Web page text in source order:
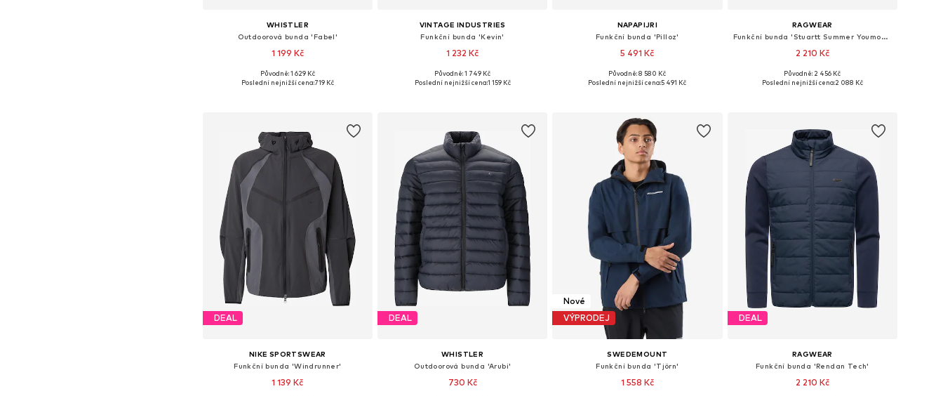
WHISTLER
Outdoorová bunda 'Fabel'
1 199 Kč
Dostupné velikosti: S, M, L, XL, XXL
Původně: 1 629 Kč
Poslední nejnižší cena:719 Kč
VINTAGE INDUSTRIES
Funkční bunda 'Kevin'
1 232 Kč
Dostupné velikosti: S, M, L, XL, XXL
Původně: 1 749 Kč
Poslední nejnižší cena:1 159 Kč
NAPAPIJRI
Funkční bunda 'Pilloz'
5 491 Kč
Dostupné velikosti: S, M, L, XL, XXL
Původně: 8 580 Kč
Poslední nejnižší cena:5 491 Kč
RAGWEAR
Funkční bunda 'Stuartt Summer Youmodo'
2 210 Kč
+ 3
Dostupné v mnoha velikostech
Původně: 2 456 Kč
Poslední nejnižší cena:2 088 Kč
DEAL
NIKE SPORTSWEAR
Funkční bunda 'Windrunner'
1 139 Kč
DEAL
WHISTLER
Outdoorová bunda 'Arubi'
730 Kč
Nové
VÝPRODEJ
SWEDEMOUNT
Funkční bunda 'Tjörn'
1 558 Kč
DEAL
RAGWEAR
Funkční bunda 'Rendan Tech'
2 210 Kč